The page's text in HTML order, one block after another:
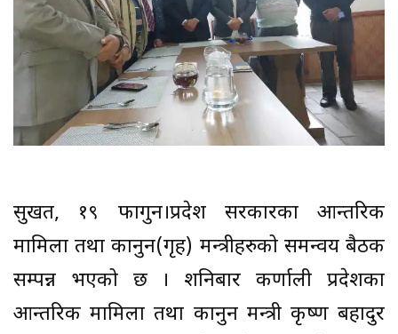
सुर्खेत, १९ फागुन।प्रदेश सरकारका आन्तरिक
मामिला तथा कानुन(गृह) मन्त्रीहरुको समन्वय बैठक
सम्पन्न भएको छ । शनिबार कर्णाली प्रदेशका
आन्तरिक मामिला तथा कानुन मन्त्री कृष्ण बहादुर